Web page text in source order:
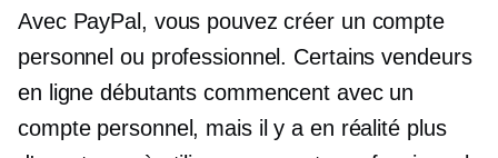
Avec PayPal, vous pouvez créer un compte
personnel ou professionnel. Certains vendeurs
en ligne débutants commencent avec un
compte personnel, mais il y a en réalité plus